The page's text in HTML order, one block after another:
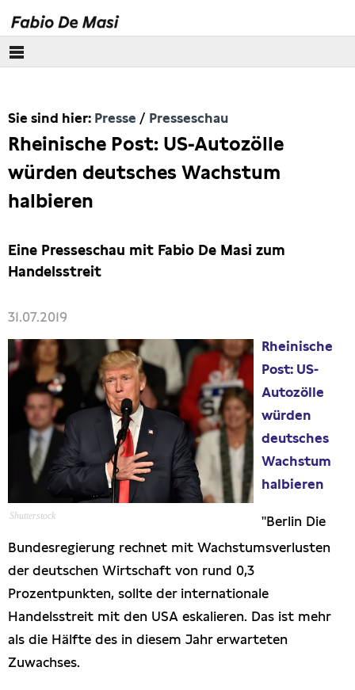
Europäisches Parlament
Themen
Presse
Pressebilder
Presseschau
Publikationen
Anfragen (Archivseite)
Sie sind hier: Presse Presseschau
Rheinische Post: US-Autozölle
würden deutsches Wachstum
halbieren
Eine Presseschau mit Fabio De Masi zum
Handelsstreit
31.07.2019
Shutterstock
Rheinische
Post: US-
Autozölle
würden
deutsches
Wachstum
halbieren
"Berlin Die
Bundesregierung rechnet mit Wachstumsverlusten
der deutschen Wirtschaft von rund 0,3
Prozentpunkten, sollte der internationale
Handelsstreit mit den USA eskalieren. Das ist mehr
als die Hälfte des in diesem Jahr erwarteten
Zuwachses.